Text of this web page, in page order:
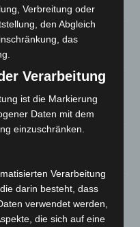
auf Baustelle
in Langenhagen
bei
Verbreitung oder
den Abgleich
das
Verarbeitung
ist die Markierung
Daten mit dem
einzuschränken.
Verarbeitung
darin besteht, dass
verwendet werden,
die sich auf eine